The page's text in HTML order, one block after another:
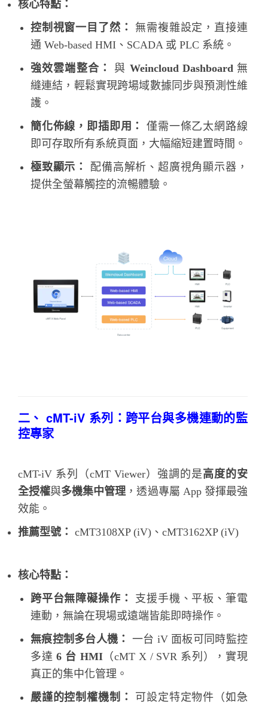
核心特點：
控制視窗一目了然：
無需複雜設定，直接連
通 Web-based HMI、SCADA 或 PLC 系統。
強效雲端整合：
與 Weincloud Dashboard無
縫連結，輕鬆實現跨場域數據同步與預測性維
護。
簡化佈線，即插即用：
僅需一條乙太網路線
即可存取所有系統頁面，大幅縮短建置時間。
極致顯示：
配備高解析、超廣視角顯示器，
提供全螢幕觸控的流暢體驗。
二、 cMT-iV 系列：跨平台與多機連動的監
控專家
cMT-iV 系列（cMT Viewer）強調的是高度的安
全授權與多機集中管理 ，透過專屬 App 發揮最強
效能。
推薦型號： cMT3108XP (iV)、cMT3162XP (iV)
核心特點：
跨平台無障礙操作：
支援手機、平板、筆電
連動，無論在現場或遠端皆能即時操作。
無痕控制多台人機：
一台 iV 面板可同時監控
多達6 台 HMI（cMT X / SVR 系列），實現
真正的集中化管理。
嚴謹的控制權機制：
可設定特定物件（如急